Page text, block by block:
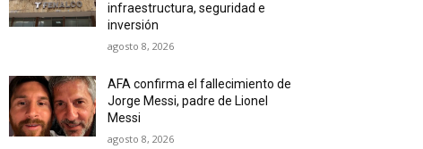
infraestructura, seguridad e
inversión
agosto 8, 2026
AFA confirma el fallecimiento de
Jorge Messi, padre de Lionel
Messi
agosto 8, 2026